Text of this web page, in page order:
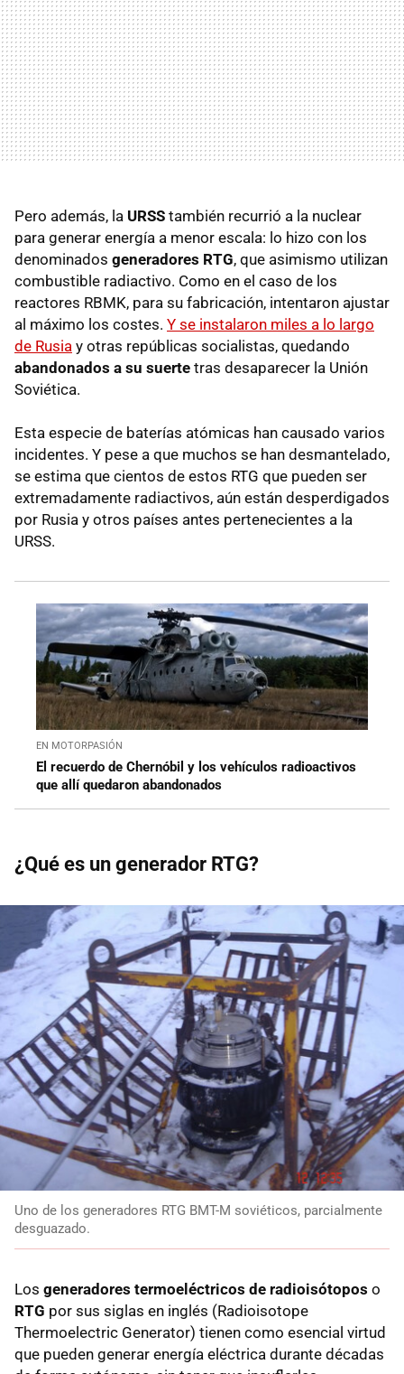
Pero además, la URSS también recurrió a la nuclear
para generar energía a menor escala: lo hizo con los
denominados generadores RTG, que asimismo utilizan
combustible radiactivo. Como en el caso de los
reactores RBMK, para su fabricación, intentaron ajustar
al máximo los costes. Y se instalaron miles a lo largo
de Rusia y otras repúblicas socialistas, quedando
abandonados a su suerte tras desaparecer la Unión
Soviética.
Esta especie de baterías atómicas han causado varios
incidentes. Y pese a que muchos se han desmantelado,
se estima que cientos de estos RTG que pueden ser
extremadamente radiactivos, aún están desperdigados
por Rusia y otros países antes pertenecientes a la
URSS.
EN MOTORPASIÓN
El recuerdo de Chernóbil y los vehículos radioactivos
que allí quedaron abandonados
¿Qué es un generador RTG?
Uno de los generadores RTG BMT-M soviéticos, parcialmente
desguazado.
Los generadores termoeléctricos de radioisótopos o
RTG por sus siglas en inglés (Radioisotope
Thermoelectric Generator) tienen como esencial virtud
que pueden generar energía eléctrica durante décadas